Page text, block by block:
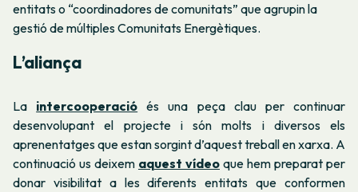
entitats o “coordinadores de comunitats” que agrupin la
gestió de múltiples Comunitats Energètiques.
L’aliança
La intercooperació és una peça clau per continuar
desenvolupant el projecte i són molts i diversos els
aprenentatges que estan sorgint d’aquest treball en xarxa. A
continuació us deixem aquest vídeo que hem preparat per
donar visibilitat a les diferents entitats que conformen